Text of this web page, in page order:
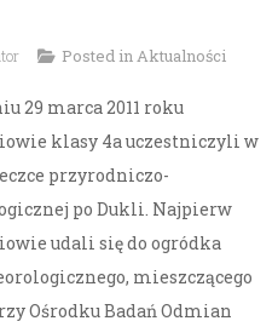
Posted inAktualności
29 marca 2011 roku
klasy 4a uczestniczyli w
przyrodniczo-
po Dukli. Najpierw
udali się do ogródka
mieszczącego
Ośrodku Badań Odmian